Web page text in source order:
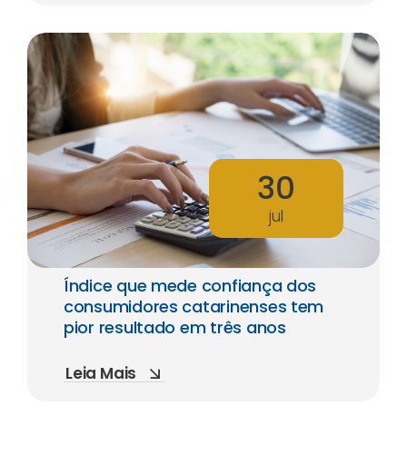
30
jul
Índice que mede confiança dos
consumidores catarinenses tem
pior resultado em três anos
Leia Mais